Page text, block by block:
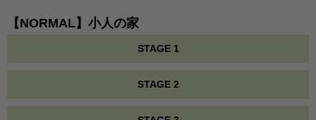
【NORMAL】小人の家
STAGE 1
STAGE 2